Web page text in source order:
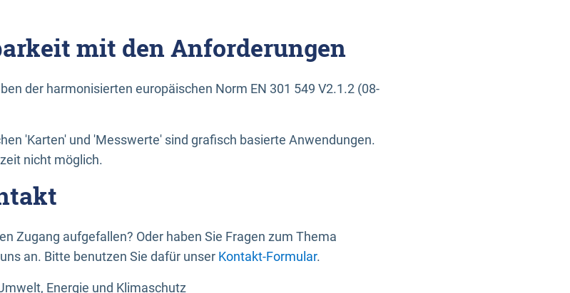
mit den Anforderungen
der harmonisierten europäischen Norm EN 301 549 V2.1.2 (08-
'Karten' und 'Messwerte' sind grafisch basierte Anwendungen.
nicht möglich.
Zugang aufgefallen? Oder haben Sie Fragen zum Thema
an. Bitte benutzen Sie dafür unser Kontakt-Formular.
Energie und Klimaschutz